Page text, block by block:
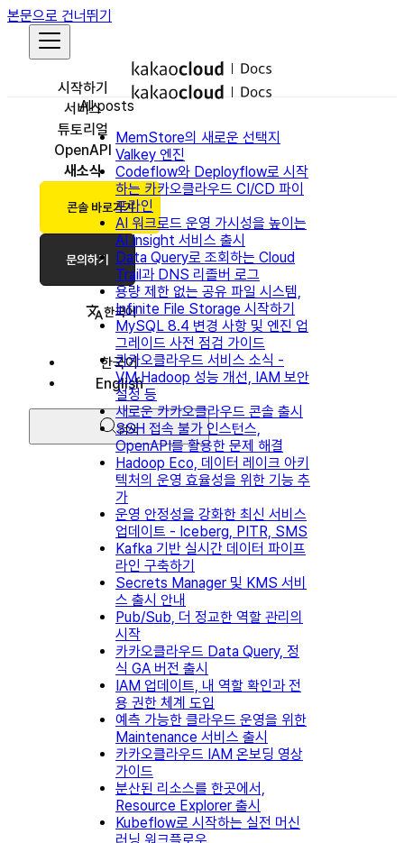
본문으로 건너뛰기
시작하기
서비스
튜토리얼
OpenAPI
새소식
콘솔 바로가기
문의하기
한국어
한국어
English
검색
All posts
MemStore의 새로운 선택지
Valkey 엔진
Codeflow와 Deployflow로 시작
하는 카카오클라우드 CI/CD 파이
프라인
AI 워크로드 운영 가시성을 높이는
AI Insight 서비스 출시
Data Query로 조회하는 Cloud
Trail과 DNS 리졸버 로그
용량 제한 없는 공유 파일 시스템,
Infinite File Storage 시작하기
MySQL 8.4 변경 사항 및 엔진 업
그레이드 사전 점검 가이드
카카오클라우드 서비스 소식 -
VM·Hadoop 성능 개선, IAM 보안
설정 등
새로운 카카오클라우드 콘솔 출시
SSH 접속 불가 인스턴스,
OpenAPI를 활용한 문제 해결
Hadoop Eco, 데이터 레이크 아키
텍처의 운영 효율성을 위한 기능 추
가
운영 안정성을 강화한 최신 서비스
업데이트 - Iceberg, PITR, SMS
Kafka 기반 실시간 데이터 파이프
라인 구축하기
Secrets Manager 및 KMS 서비
스 출시 안내
Pub/Sub, 더 정교한 역할 관리의
시작
카카오클라우드 Data Query, 정
식 GA 버전 출시
IAM 업데이트, 내 역할 확인과 전
용 권한 체계 도입
예측 가능한 클라우드 운영을 위한
Maintenance 서비스 출시
카카오클라우드 IAM 온보딩 영상
가이드
분산된 리소스를 한곳에서,
Resource Explorer 출시
Kubeflow로 시작하는 실전 머신